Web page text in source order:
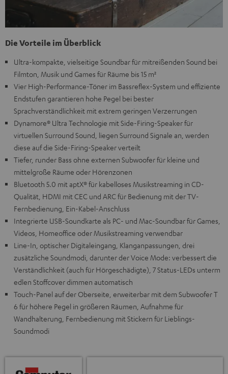
Die Vorteile im Überblick
Ultra-kompakte, vielseitige Soundbar für mitreißenden Sound bei
Filmton, Musik und Games für Räume bis 15 m²
Vier High-Performance-Töner im Bassreflex-System und effiziente
Endstufen garantieren hohe Pegel bei bester
Sprachverständlichkeit mit extrem geringen Verzerrungen
Dynamore® Ultra Technologie mit Side-Firing-Speaker für
virtuellen Surround Sound, liegen Surround Signale an, werden
diese auf die Side-Firing-Speaker verteilt
Tiefer, runder Bass ohne externen Subwoofer für kleine und
mittelgroße Räume oder Hörenzonen
Bluetooth 5.0 mit aptX® für kabelloses Musikstreaming in CD-
Qualität, HDMI mit CEC und ARC für Bedienung mit der TV-
Fernbedienung, Ein-Kabel-Anschluss
Integrierte USB-Soundkarte als PC- und Mac-Soundbar für Games,
Videos, Homeoffice oder Musikstreaming verwendbar
Line-In, optischer Digitaleingang, Klanganpassungen, drei
zusätzliche Soundmodi, darunter der Voice Mode: verbessert die
Verständlichkeit (auch für Hörgeschädigte), 7 Status-LEDs unterm
edlen Stoffcover dimmen automatisch
Touch-Panel auf der Oberseite, erweiterbar mit dem Subwoofer T
6 für höhere Pegel in größeren Räumen, Aufnahme für
Wandhalterung, Fernbedienung mit Stickern für Lieblings-
Soundmodi